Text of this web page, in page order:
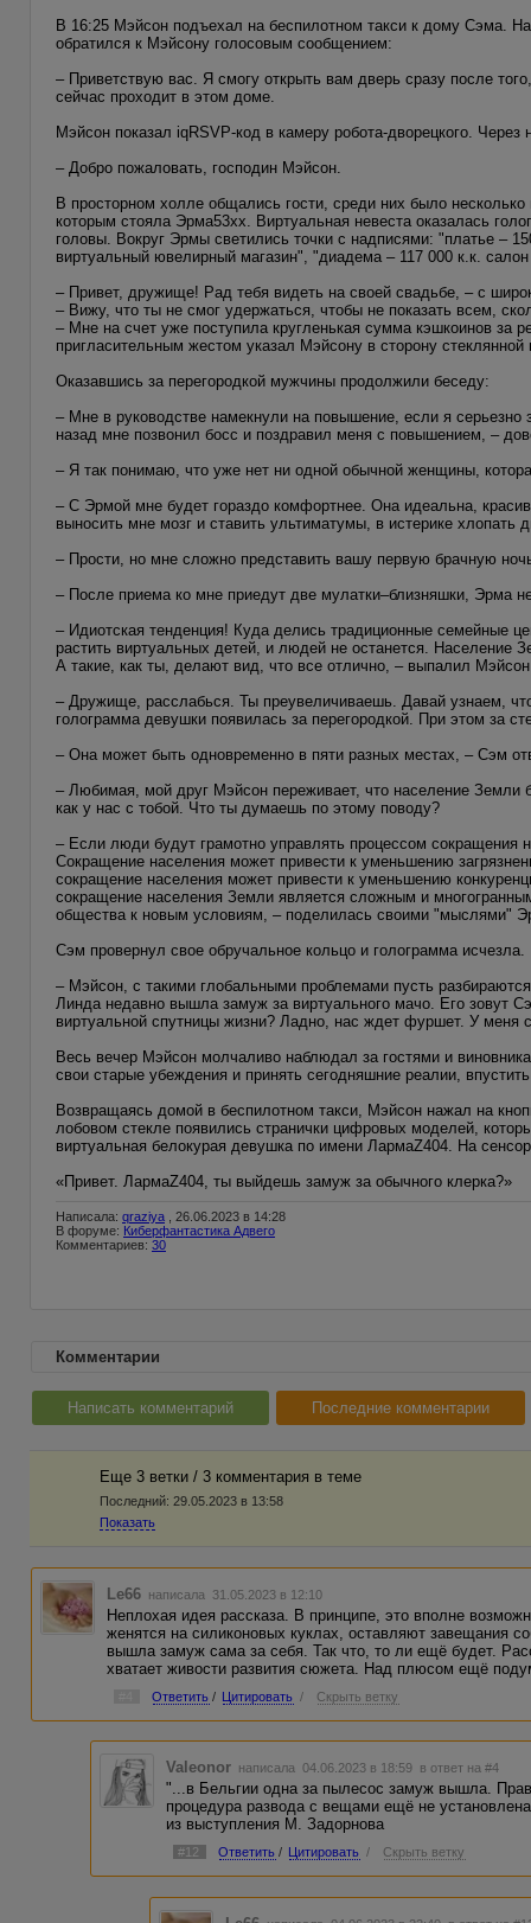
В 16:25 Мэйсон подъехал на беспилотном такси к дому Сэма.
обратился к Мэйсону голосовым сообщением:
– Приветствую вас. Я смогу открыть вам дверь сразу после
сейчас проходит в этом доме.
Мэйсон показал iqRSVP‐код в камеру робота-дворецкого.
– Добро пожаловать, господин Мэйсон.
В просторном холле общались гости, среди них было
которым стояла Эрма53xx. Виртуальная невеста оказалась
головы. Вокруг Эрмы светились точки с надписями: "платье –
виртуальный ювелирный магазин", "диадема – 117 000 к.к.
– Привет, дружище! Рад тебя видеть на своей свадьбе, – с
– Вижу, что ты не смог удержаться, чтобы не показать всем,
– Мне на счет уже поступила кругленькая сумма кэшкоинов за
пригласительным жестом указал Мэйсону в сторону
Оказавшись за перегородкой мужчины продолжили беседу:
– Мне в руководстве намекнули на повышение, если я
назад мне позвонил босс и поздравил меня с повышением, –
– Я так понимаю, что уже нет ни одной обычной женщины,
– С Эрмой мне будет гораздо комфортнее. Она идеальна,
выносить мне мозг и ставить ультиматумы, в истерике хлопать
– Прости, но мне сложно представить вашу первую брачную
– После приема ко мне приедут две мулатки–близняшки, Эрма
– Идиотская тенденция! Куда делись традиционные семейные
растить виртуальных детей, и людей не останется. Население
А такие, как ты, делают вид, что все отлично, – выпалил
– Дружище, расслабься. Ты преувеличиваешь. Давай узнаем,
голограмма девушки появилась за перегородкой. При этом за
– Она может быть одновременно в пяти разных местах, – Сэм
– Любимая, мой друг Мэйсон переживает, что население Земли
как у нас с тобой. Что ты думаешь по этому поводу?
– Если люди будут грамотно управлять процессом
Сокращение населения может привести к уменьшению
сокращение населения может привести к уменьшению
сокращение населения Земли является сложным и
общества к новым условиям, – поделилась своими "мыслями"
Сэм провернул свое обручальное кольцо и голограмма исчезла.
– Мэйсон, с такими глобальными проблемами пусть
Линда недавно вышла замуж за виртуального мачо. Его зовут
виртуальной спутницы жизни? Ладно, нас ждет фуршет. У
Весь вечер Мэйсон молчаливо наблюдал за гостями и
свои старые убеждения и принять сегодняшние реалии,
Возвращаясь домой в беспилотном такси, Мэйсон нажал на
лобовом стекле появились странички цифровых моделей,
виртуальная белокурая девушка по имени ЛармаZ404. На
«Привет. ЛармаZ404, ты выйдешь замуж за обычного клерка?»
Написала: qraziya , 26.06.2023 в 14:28
В форуме: Киберфантастика Адвего
Комментариев: 30
Комментарии
Написать комментарий Последние комментарии
Еще 3 ветки / 3 комментария в темe
Последний: 29.05.2023 в 13:58
Показать
Le66 написала 31.05.2023 в 12:10
Неплохая идея рассказа. В принципе, это вполне
женятся на силиконовых куклах, оставляют завещания
вышла замуж сама за себя. Так что, то ли ещё будет.
хватает живости развития сюжета. Над плюсом ещё
Ответить / Цитировать / Скрыть ветку
Valeonor написала 04.06.2023 в 18:59 в ответ на #4
"...в Бельгии одна за пылесос замуж вышла.
процедура развода с вещами ещё не
из выступления М. Задорнова
#12 Ответить / Цитировать / Скрыть ветку